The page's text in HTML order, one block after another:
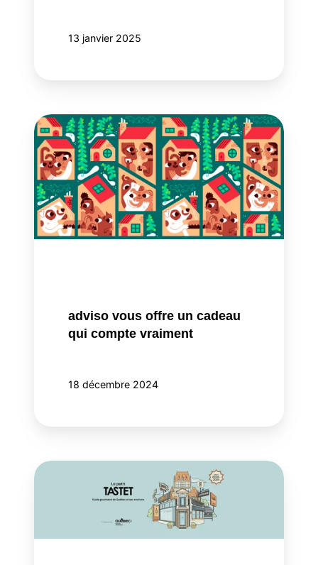
13 janvier 2025
adviso
vous
offre
un
cadeau
qui
compte
adviso vous offre un cadeau
qui compte vraiment
18 décembre 2024
adviso
de